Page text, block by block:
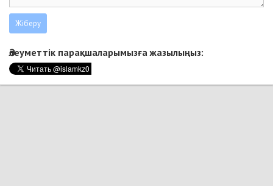
Әлеуметтік парақшаларымызға жазылыңыз: